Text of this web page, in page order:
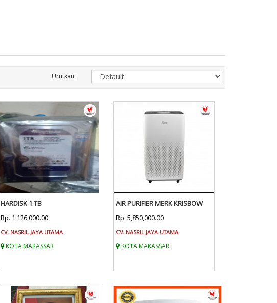
Urutkan:
HARDISK 1 TB
Rp. 1,126,000.00
CV. NASRIL JAYA UTAMA
KOTA MAKASSAR
AIR PURIFIER MERK KRISBOW
Rp. 5,850,000.00
CV. NASRIL JAYA UTAMA
KOTA MAKASSAR